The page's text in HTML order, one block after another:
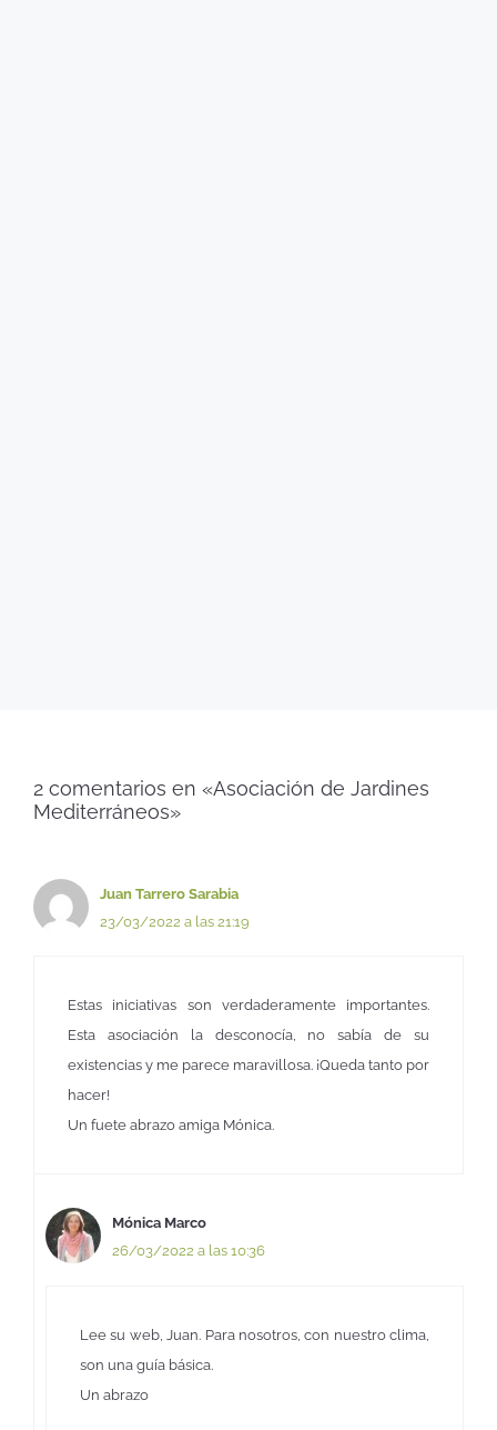
2 comentarios en «Asociación de Jardines
Mediterráneos»
Juan Tarrero Sarabia
23/03/2022 a las 21:19
Estas iniciativas son verdaderamente importantes.
Esta asociación la desconocía, no sabía de su
existencias y me parece maravillosa. ¡Queda tanto por
hacer!
Un fuete abrazo amiga Mónica.
Mónica Marco
26/03/2022 a las 10:36
Lee su web, Juan. Para nosotros, con nuestro clima,
son una guía básica.
Un abrazo